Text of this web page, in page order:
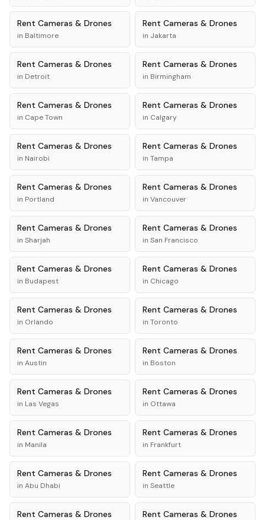
Rent Cameras & Drones
in Baltimore
Rent Cameras & Drones
in Jakarta
Rent Cameras & Drones
in Detroit
Rent Cameras & Drones
in Birmingham
Rent Cameras & Drones
in Cape Town
Rent Cameras & Drones
in Calgary
Rent Cameras & Drones
in Nairobi
Rent Cameras & Drones
in Tampa
Rent Cameras & Drones
in Portland
Rent Cameras & Drones
in Vancouver
Rent Cameras & Drones
in Sharjah
Rent Cameras & Drones
in San Francisco
Rent Cameras & Drones
in Budapest
Rent Cameras & Drones
in Chicago
Rent Cameras & Drones
in Orlando
Rent Cameras & Drones
in Toronto
Rent Cameras & Drones
in Austin
Rent Cameras & Drones
in Boston
Rent Cameras & Drones
in Las Vegas
Rent Cameras & Drones
in Ottawa
Rent Cameras & Drones
in Manila
Rent Cameras & Drones
in Frankfurt
Rent Cameras & Drones
in Abu Dhabi
Rent Cameras & Drones
in Seattle
Rent Cameras & Drones Rent Cameras & Drones